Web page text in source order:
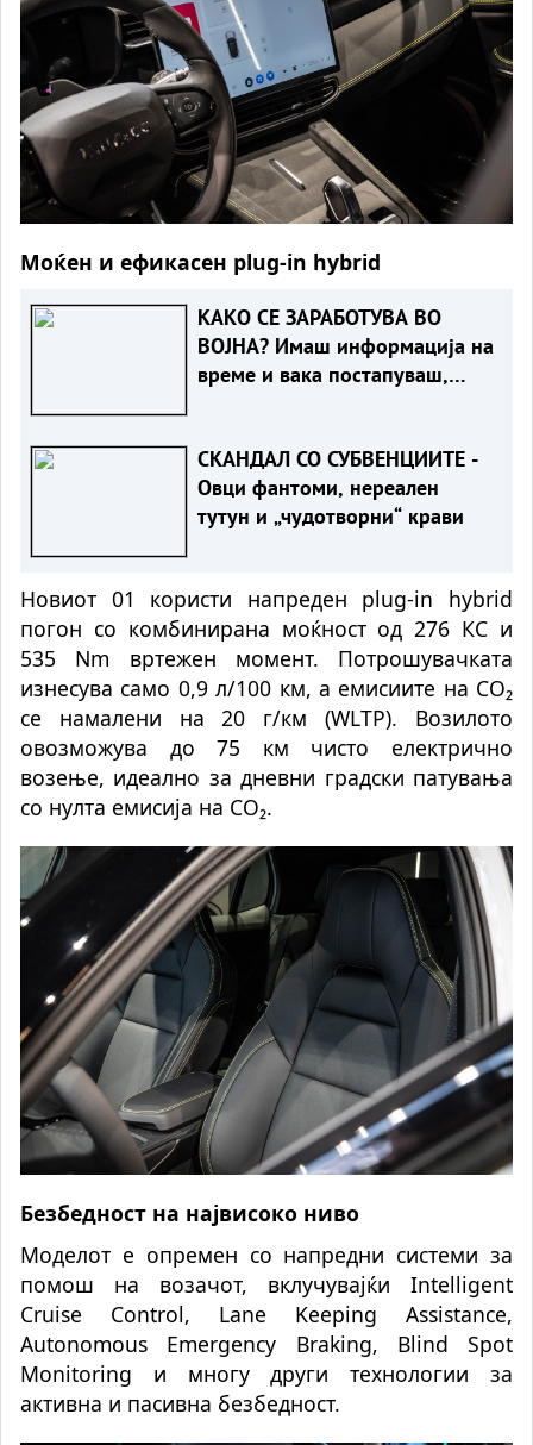
Моќен и ефикасен plug-in hybrid
КАКО СЕ ЗАРАБОТУВА ВО
ВОЈНА? Имаш информација на
време и вака постапуваш,
СКАНДАЛ СО СУБВЕНЦИИТЕ -
Овци фантоми, нереален
тутун и „чудотворни“ крави
Новиот 01 користи напреден plug-in hybrid
погон со комбинирана моќност од 276 КС и
535 Nm вртежен момент. Потрошувачката
изнесува само 0,9 л/100 км, а емисиите на CO₂
се намалени на 20 г/км (WLTP). Возилото
овозможува до 75 км чисто електрично
возење, идеално за дневни градски патувања
со нулта емисија на CO₂.
Безбедност на највисоко ниво
Моделот е опремен со напредни системи за
помош на возачот, вклучувајќи Intelligent
Cruise Control, Lane Keeping Assistance,
Autonomous Emergency Braking, Blind Spot
Monitoring и многу други технологии за
активна и пасивна безбедност.